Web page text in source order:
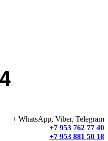
+ WhatsApp, Viber, Telegram
+7 953 762 77 40
+7 953 881 50 18